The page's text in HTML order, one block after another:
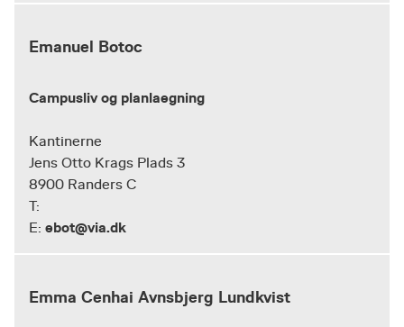
Emanuel Botoc
Campusliv og planlaegning
Kantinerne
Jens Otto Krags Plads 3
8900 Randers C
T:
E: ebot@via.dk
Emma Cenhai Avnsbjerg Lundkvist